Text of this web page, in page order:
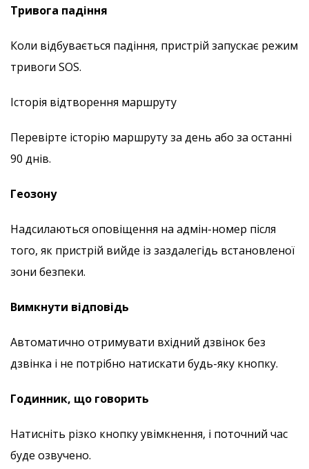
Тривога падіння
Коли відбувається падіння, пристрій запускає режим
тривоги SOS.
Історія відтворення маршруту
Перевірте історію маршруту за день або за останні
90 днів.
Геозону
Надсилаються оповіщення на адмін-номер після
того, як пристрій вийде із заздалегідь встановленої
зони безпеки.
Вимкнути відповідь
Автоматично отримувати вхідний дзвінок без
дзвінка і не потрібно натискати будь-яку кнопку.
Годинник, що говорить
Натисніть різко кнопку увімкнення, і поточний час
буде озвучено.